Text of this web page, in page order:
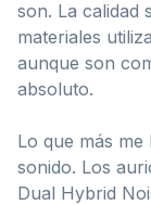
son. La calidad
materiales
aunque son
absoluto.
Lo que más
sonido. Los
Dual Hybrid